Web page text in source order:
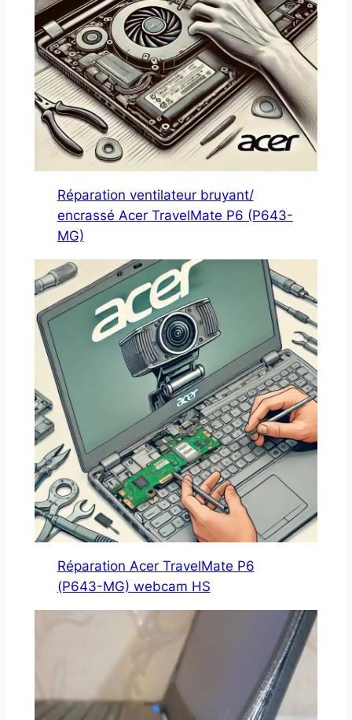
Réparation ventilateur bruyant/
encrassé Acer TravelMate P6 (P643-
MG)
Réparation Acer TravelMate P6
(P643-MG) webcam HS